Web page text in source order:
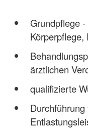
Grundpflege
ärztlichen
qualifizierte